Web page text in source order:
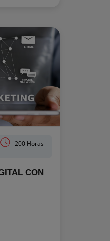
200 Horas
CON